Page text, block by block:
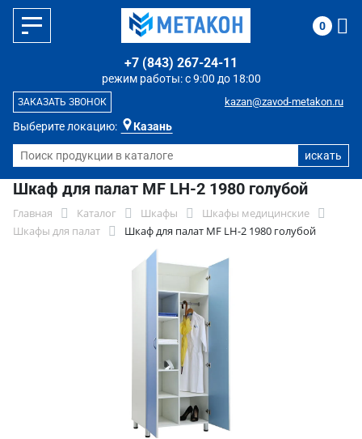
Выберите локацию: Казань
режим работы: с 9:00 до 18:00
+7 (843) 267-24-11
kazan@zavod-metakon.ru
ЗАКАЗАТЬ ЗВОНОК
0
Шкаф для палат MF LH-2 1980 голубой
Главная Каталог Шкафы
Шкафы медицинские
Шкафы для палат
Шкаф для палат MF LH-2 1980 голубой